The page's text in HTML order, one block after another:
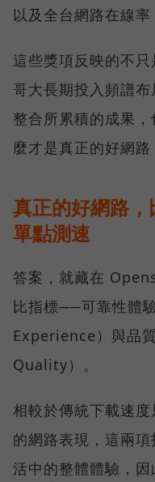
以及全台網路在線率
這些獎項反映的不
哥大長期投入頻譜
整合所累積的成果
麼才是真正的好網路
真正的好網路
單點測速
答案，就藏在
比指標──可靠性體
Experience）與品
Quality）。
相較於傳統下載速
的網路表現，這兩
活中的整體體驗，